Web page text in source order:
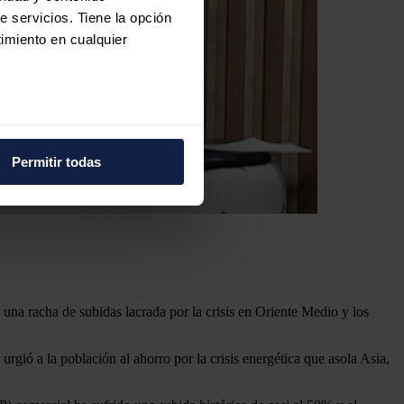
servicios. Tiene la opción
en cualquier
Permitir todas
una racha de subidas lacrada por la crisis en Oriente Medio y los
a la población al ahorro por la crisis energética que asola Asia,